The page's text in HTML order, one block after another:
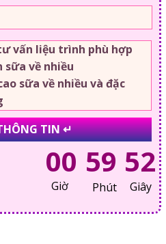
00 59 51
Giờ Phút Giây
TIN ↵
vấn liệu trình phù hợp
sữa về nhiều
sữa về nhiều và đặc